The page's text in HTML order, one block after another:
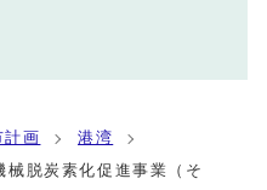
計画
港湾
脱炭素化促進事業（そ